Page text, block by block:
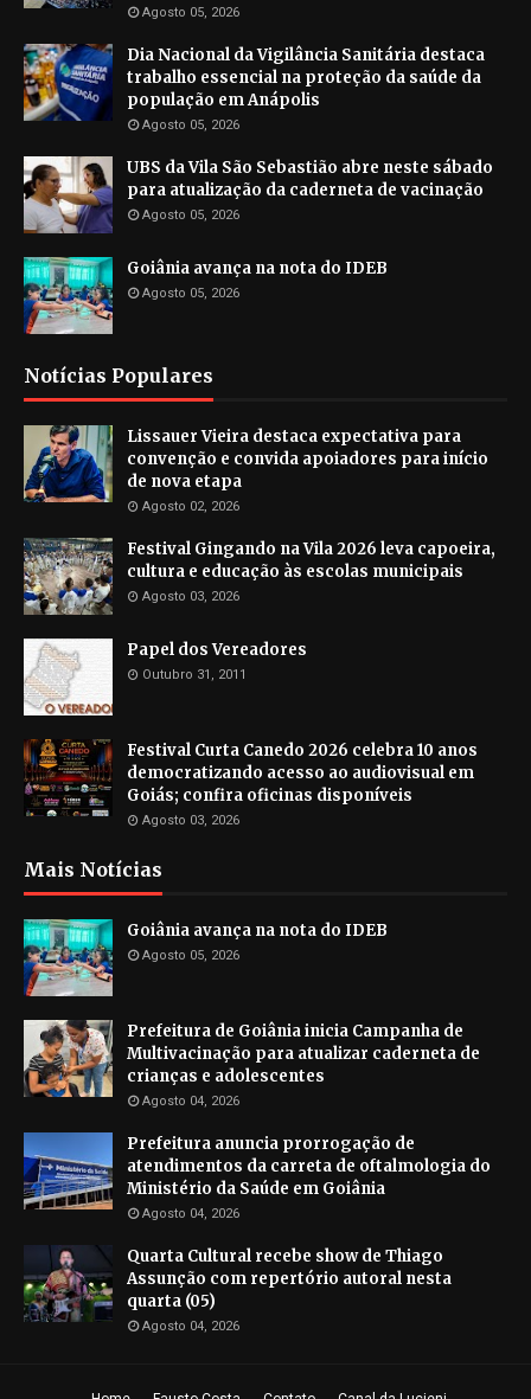
Agosto 05, 2026
Dia Nacional da Vigilância Sanitária destaca
trabalho essencial na proteção da saúde da
população em Anápolis
Agosto 05, 2026
UBS da Vila São Sebastião abre neste sábado
para atualização da caderneta de vacinação
Agosto 05, 2026
Goiânia avança na nota do IDEB
Agosto 05, 2026
Notícias Populares
Lissauer Vieira destaca expectativa para
convenção e convida apoiadores para início
de nova etapa
Agosto 02, 2026
Festival Gingando na Vila 2026 leva capoeira,
cultura e educação às escolas municipais
Agosto 03, 2026
Papel dos Vereadores
Outubro 31, 2011
Festival Curta Canedo 2026 celebra 10 anos
democratizando acesso ao audiovisual em
Goiás; confira oficinas disponíveis
Agosto 03, 2026
Mais Notícias
Goiânia avança na nota do IDEB
Agosto 05, 2026
Prefeitura de Goiânia inicia Campanha de
Multivacinação para atualizar caderneta de
crianças e adolescentes
Agosto 04, 2026
Prefeitura anuncia prorrogação de
atendimentos da carreta de oftalmologia do
Ministério da Saúde em Goiânia
Agosto 04, 2026
Quarta Cultural recebe show de Thiago
Assunção com repertório autoral nesta
quarta (05)
Agosto 04, 2026